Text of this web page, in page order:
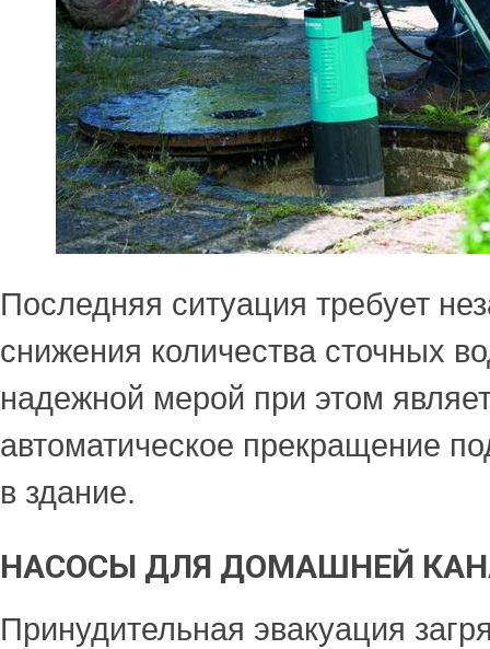
Последняя ситуация требует
снижения количества сточных
надежной мерой при этом
автоматическое прекращение
в здание.
НАСОСЫ ДЛЯ ДОМАШНЕЙ
Принудительная эвакуация